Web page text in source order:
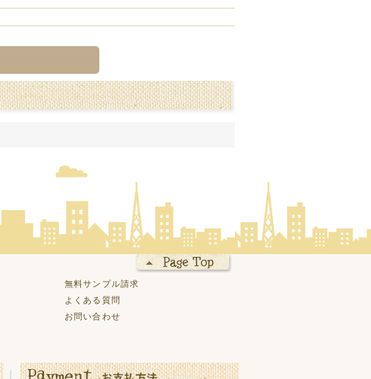
無料サンプル請求
よくある質問
お問い合わせ